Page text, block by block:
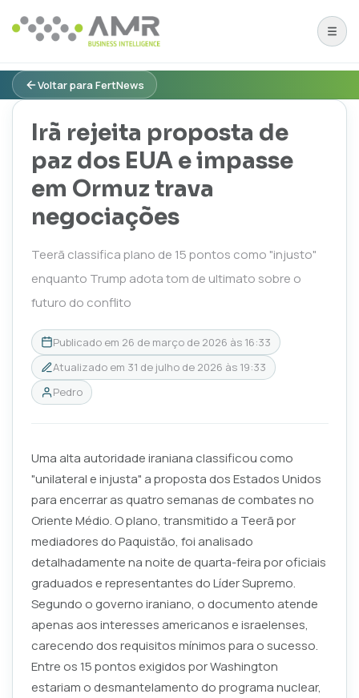
Voltar para FertNews
Irã rejeita proposta de
paz dos EUA e impasse
em Ormuz trava
negociações
Teerã classifica plano de 15 pontos como "injusto"
enquanto Trump adota tom de ultimato sobre o
futuro do conflito
Publicado em 26 de março de 2026 às 16:33
Atualizado em 31 de julho de 2026 às 19:33
Pedro
Uma alta autoridade iraniana classificou como
"unilateral e injusta" a proposta dos Estados Unidos
para encerrar as quatro semanas de combates no
Oriente Médio. O plano, transmitido a Teerã por
mediadores do Paquistão, foi analisado
detalhadamente na noite de quarta-feira por oficiais
graduados e representantes do Líder Supremo.
Segundo o governo iraniano, o documento atende
apenas aos interesses americanos e israelenses,
carecendo dos requisitos mínimos para o sucesso.
Entre os 15 pontos exigidos por Washington
estariam o desmantelamento do programa nuclear,